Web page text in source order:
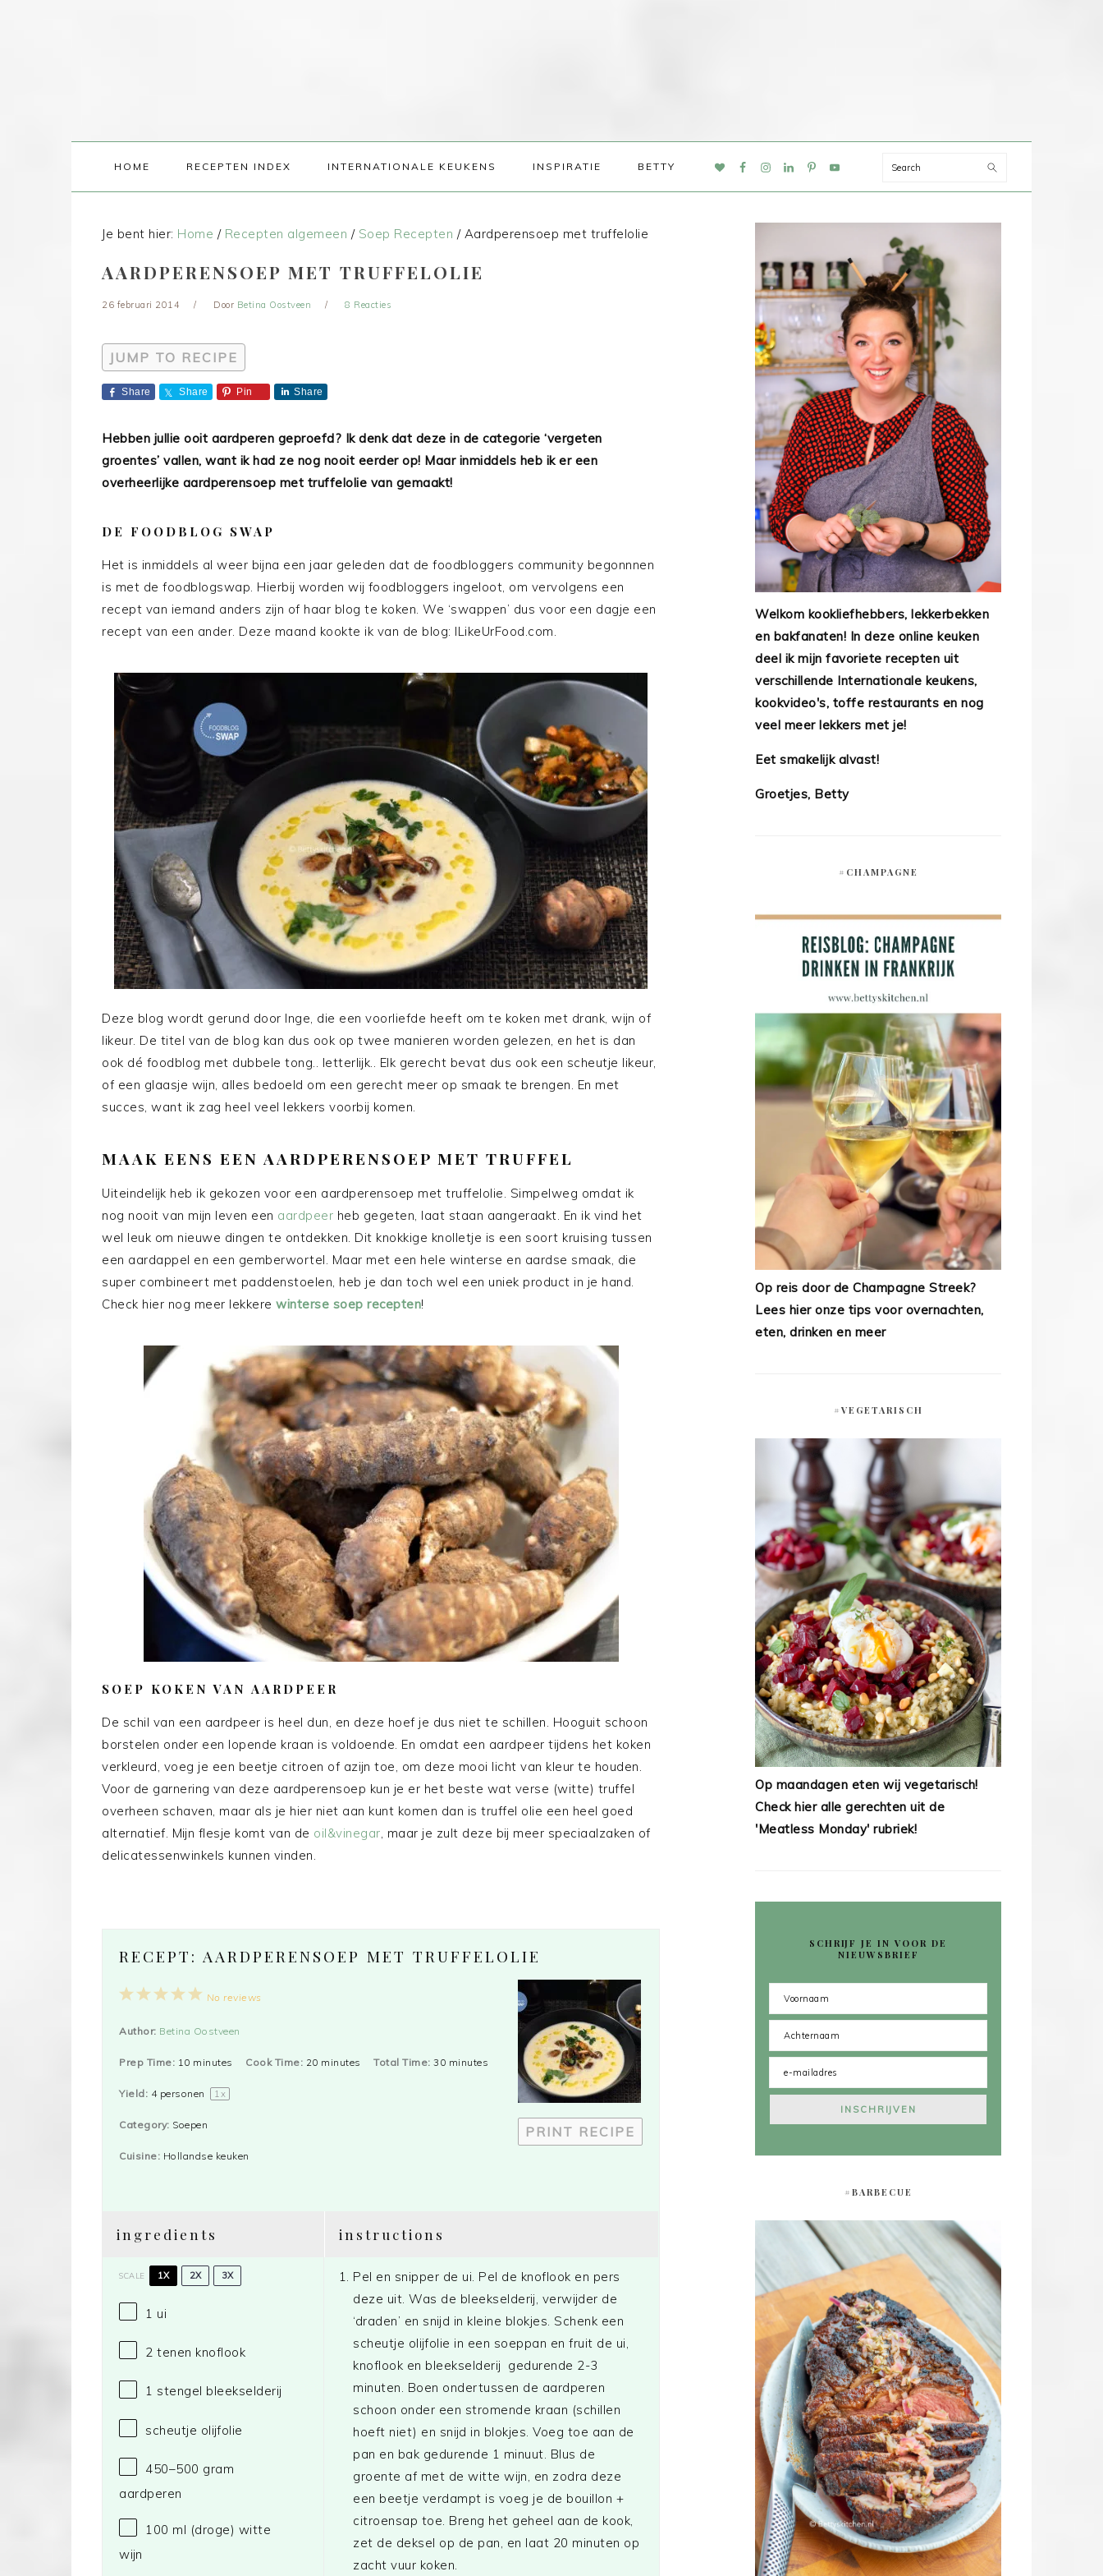
HOME RECEPTEN INDEX INTERNATIONALE KEUKENS INSPIRATIE BETTY
NAV
Search
Je bent hier: Home / Recepten algemeen / Soep Recepten /Aardperensoep met truffelolie
AARDPERENSOEP MET TRUFFELOLIE
26 februari 2014 Door Betina Oostveen 8 Reacties
JUMP TO RECIPE
Share Share Pin Share
Hebben jullie ooit aardperen geproefd? Ik denk dat deze in de categorie ‘vergeten
groentes’ vallen, want ik had ze nog nooit eerder op! Maar inmiddels heb ik er een
overheerlijke aardperensoep met truffelolie van gemaakt!
DE FOODBLOG SWAP
Het is inmiddels al weer bijna een jaar geleden dat de foodbloggers community begonnnen
is met de foodblogswap. Hierbij worden wij foodbloggers ingeloot, om vervolgens een
recept van iemand anders zijn of haar blog te koken. We ‘swappen’ dus voor een dagje een
recept van een ander. Deze maand kookte ik van de blog: ILikeUrFood.com.
Deze blog wordt gerund door Inge, die een voorliefde heeft om te koken met drank, wijn of
likeur. De titel van de blog kan dus ook op twee manieren worden gelezen, en het is dan
ook dé foodblog met dubbele tong.. letterlijk.. Elk gerecht bevat dus ook een scheutje likeur,
of een glaasje wijn, alles bedoeld om een gerecht meer op smaak te brengen. En met
succes, want ik zag heel veel lekkers voorbij komen.
MAAK EENS EEN AARDPERENSOEP MET TRUFFEL
Uiteindelijk heb ik gekozen voor een aardperensoep met truffelolie. Simpelweg omdat ik
nog nooit van mijn leven een aardpeer heb gegeten, laat staan aangeraakt. En ik vind het
wel leuk om nieuwe dingen te ontdekken. Dit knokkige knolletje is een soort kruising tussen
een aardappel en een gemberwortel. Maar met een hele winterse en aardse smaak, die
super combineert met paddenstoelen, heb je dan toch wel een uniek product in je hand.
Check hier nog meer lekkere winterse soep recepten!
SOEP KOKEN VAN AARDPEER
De schil van een aardpeer is heel dun, en deze hoef je dus niet te schillen. Hooguit schoon
borstelen onder een lopende kraan is voldoende. En omdat een aardpeer tijdens het koken
verkleurd, voeg je een beetje citroen of azijn toe, om deze mooi licht van kleur te houden.
Voor de garnering van deze aardperensoep kun je er het beste wat verse (witte) truffel
overheen schaven, maar als je hier niet aan kunt komen dan is truffel olie een heel goed
alternatief. Mijn flesje komt van de oil&vinegar, maar je zult deze bij meer speciaalzaken of
delicatessenwinkels kunnen vinden.
RECEPT: AARDPERENSOEP MET TRUFFELOLIE
PRINT RECIPE
5
4
3
2
1
No reviews
Author: Betina Oostveen
Prep Time: 10 minutes Cook Time: 20 minutes Total Time: 30 minutes
Yield: 4personen 1x
Category: Soepen
Cuisine: Hollandse keuken
ingredients
SCALE 1X 2X 3X
1 ui
2 tenen knoflook
1 stengel bleekselderij
scheutje olijfolie
450–500 gram
aardperen
100 ml (droge) witte
wijn
instructions
Pel en snipper de ui. Pel de knoflook en pers
deze uit. Was de bleekselderij, verwijder de
‘draden’ en snijd in kleine blokjes. Schenk een
scheutje olijfolie in een soeppan en fruit de ui,
knoflook en bleekselderij gedurende 2-3
minuten. Boen ondertussen de aardperen
schoon onder een stromende kraan (schillen
hoeft niet) en snijd in blokjes. Voeg toe aan de
pan en bak gedurende 1 minuut. Blus de
groente af met de witte wijn, en zodra deze
een beetje verdampt is voeg je de bouillon +
citroensap toe. Breng het geheel aan de kook,
zet de deksel op de pan, en laat 20 minuten op
zacht vuur koken.
Welkom kookliefhebbers, lekkerbekken
en bakfanaten! In deze online keuken
deel ik mijn favoriete recepten uit
verschillende Internationale keukens,
kookvideo's, toffe restaurants en nog
veel meer lekkers met je!
Eet smakelijk alvast!
Groetjes, Betty
#CHAMPAGNE
Op reis door de Champagne Streek?
Lees hier onze tips voor overnachten,
eten, drinken en meer
#VEGETARISCH
Op maandagen eten wij vegetarisch!
Check hier alle gerechten uit de
'Meatless Monday' rubriek!
SCHRIJF JE IN VOOR DE
NIEUWSBRIEF
#BARBECUE